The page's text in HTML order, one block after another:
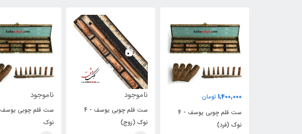
ناموجود
ست قلم چوبی یوسف - 4
نوک (زوج)
ناموجود
ست قلم چوبی یوسف - 8
نوک
1,900,000
ست قلم چوبی بدون
نامیراس - ده نوک